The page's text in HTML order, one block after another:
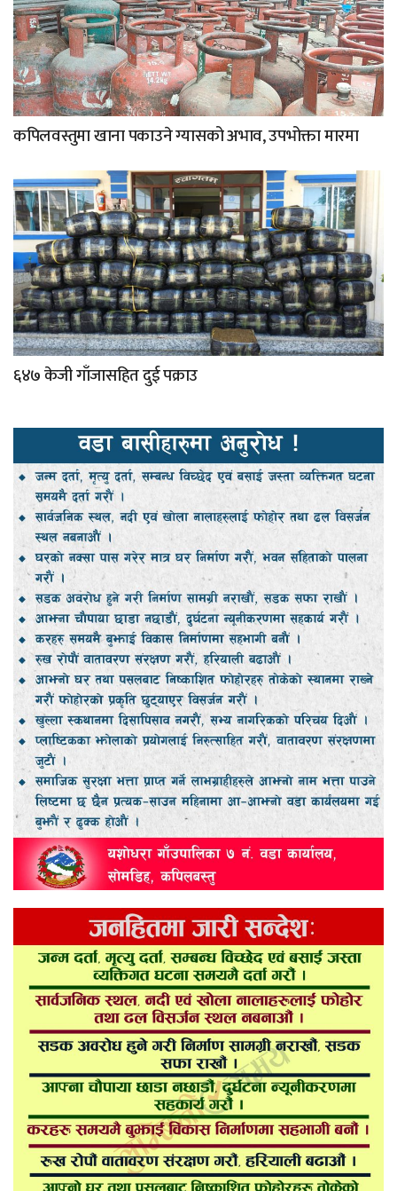
कपिलवस्तुमा खाना पकाउने ग्यासको अभाव, उपभोक्ता मारमा
६४७ केजी गाँजासहित दुई पक्राउ